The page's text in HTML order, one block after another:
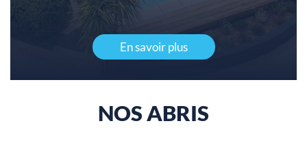
En savoir plus
NOS ABRIS